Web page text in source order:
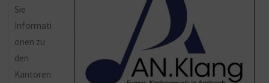
Sie
Informati
onen zu
den
Kantoren